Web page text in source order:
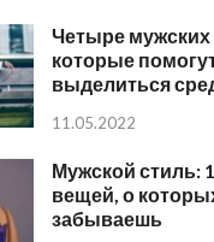
Четыре мужских
которые
выделиться
11.05.2022
Мужской стиль:
вещей, о
забываешь